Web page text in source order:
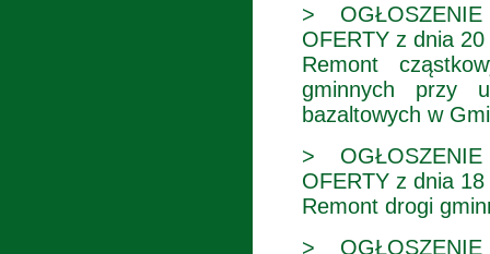
>
OFERTY z dnia
Remont
gminnych przy
bazaltowych w
>
OFERTY z dnia
Remont drogi
>